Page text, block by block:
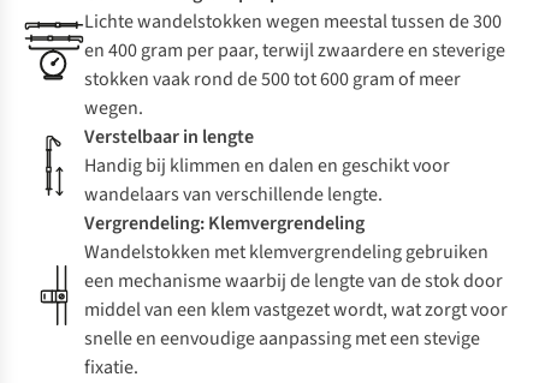
Lichte wandelstokken wegen meestal tussen de 300
en 400 gram per paar, terwijl zwaardere en steverige
stokken vaak rond de 500 tot 600 gram of meer
wegen.
Verstelbaar in lengte
Handig bij klimmen en dalen en geschikt voor
wandelaars van verschillende lengte.
Vergrendeling: Klemvergrendeling
Wandelstokken met klemvergrendeling gebruiken
een mechanisme waarbij de lengte van de stok door
middel van een klem vastgezet wordt, wat zorgt voor
snelle en eenvoudige aanpassing met een stevige
fixatie.